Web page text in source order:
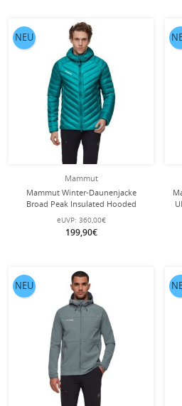
Mammut
Mammut Winter-Daunenjacke
Broad Peak Insulated Hooded
(wärmend dank Daunenfüllung)
tealblau Herren
eUVP: 360,00€
199,90€
NEU
NEU